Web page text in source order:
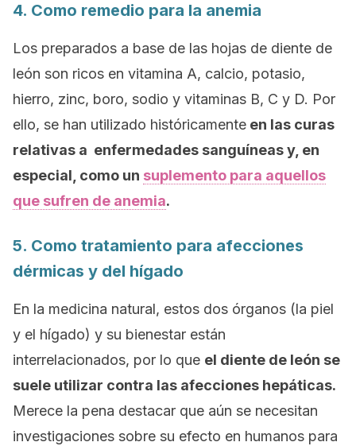
4. Como remedio para la anemia
Los preparados a base de las hojas de diente de
león son ricos en vitamina A, calcio, potasio,
hierro, zinc, boro, sodio y vitaminas B, C y D. Por
ello, se han utilizado históricamente en las curas
relativas a enfermedades sanguíneas y, en
especial, como un suplemento para aquellos
que sufren de anemia.
5. Como tratamiento para afecciones
dérmicas y del hígado
En la medicina natural, estos dos órganos (la piel
y el hígado) y su bienestar están
interrelacionados, por lo que el diente de león se
suele utilizar contra las afecciones hepáticas.
Merece la pena destacar que aún se necesitan
investigaciones sobre su efecto en humanos para